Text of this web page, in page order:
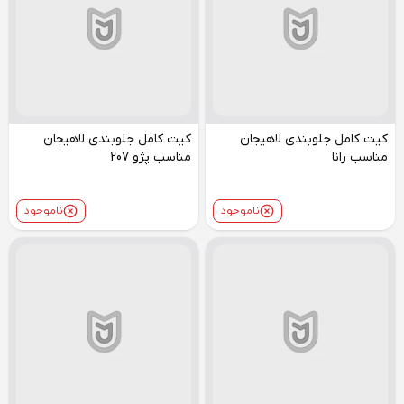
کیت کامل جلوبندی لاهیجان
مناسب رانا
ناموجود
کیت کامل جلوبندی لاهیجان
مناسب پژو 207
ناموجود